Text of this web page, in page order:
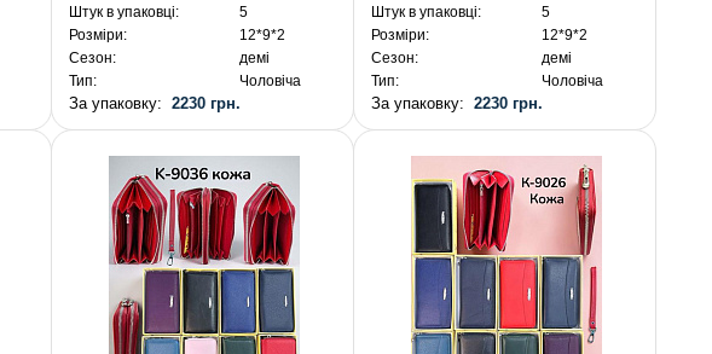
Штук в упаковці:
5
Розміри:
12*9*2
Сезон:
демі
Тип:
Чоловіча
За упаковку: 2230 грн.
Штук в упаковці:
5
Розміри:
12*9*2
Сезон:
демі
Тип:
Чоловіча
За упаковку: 2230 грн.